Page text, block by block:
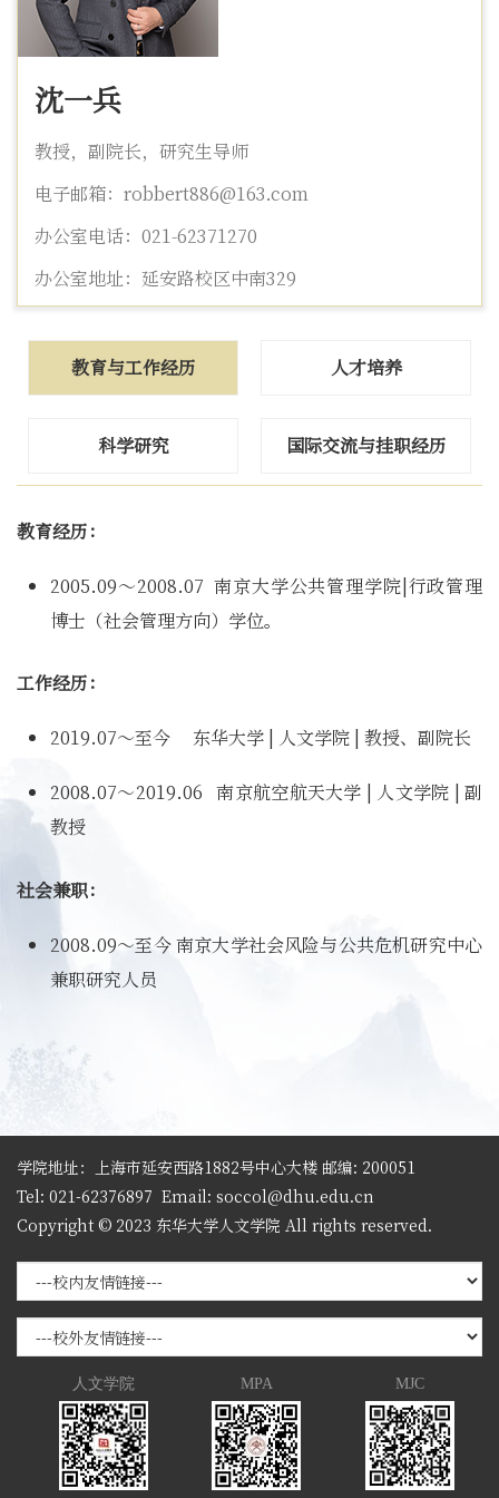
沈一兵
教授， 副院长， 研究生导师
电子邮箱：robbert886@163.com
办公室电话：021-62371270
办公室地址：延安路校区中南329
教育与工作经历 人才培养
科学研究 国际交流与挂职经历
教育经历：
2005.09～2008.07 南京大学公共管理学院|行政管理
博士（社会管理方向）学位。
工作经历：
2019.07～至今 东华大学 | 人文学院 | 教授、副院长
2008.07～2019.06 南京航空航天大学 | 人文学院 | 副
教授
社会兼职：
2008.09～至今 南京大学社会风险与公共危机研究中心
兼职研究人员
学院地址：上海市延安西路1882号中心大楼 邮编: 200051
Tel: 021-62376897 Email: soccol@dhu.edu.cn
Copyright © 2023 东华大学人文学院 All rights reserved.
人文学院 MPA MJC